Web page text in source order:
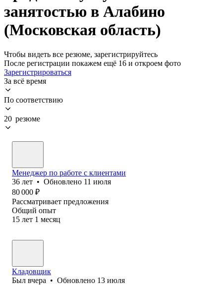
занятостью в Алабино
(Московская область)
Чтобы видеть все резюме, зарегистрируйтесь
После регистрации покажем ещё 16 и откроем фото
Зарегистрироваться
За всё время
По соответствию
20 резюме
Менеджер по работе с клиентами
36 лет • Обновлено 11 июля
80 000 ₽
Рассматривает предложения
Общий опыт
15 лет 1 месяц
Кладовщик
Был вчера • Обновлено 13 июля